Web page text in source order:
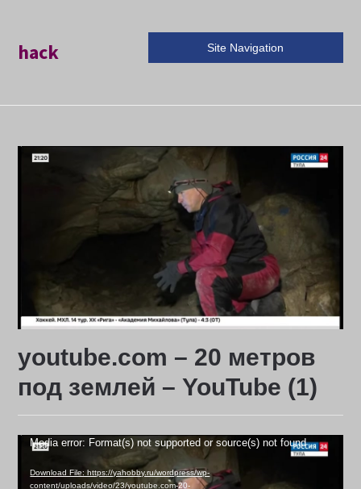
hack Site Navigation
youtube.com – 20 метров
под землей – YouTube (1)
Video
Media error: Format(s) not supported or source(s) not found
Download File: https://yahobby.ru/wordpress/wp-
content/uploads/video/23/youtube.com-20-